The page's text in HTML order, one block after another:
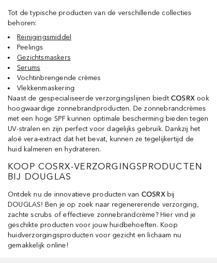
Tot de typische producten van de verschillende collecties
behoren:
Reinigingsmiddel
Peelings
Gezichtsmaskers
Serums
Vochtinbrengende crèmes
Vlekkenmaskering
Naast de gespecialiseerde verzorgingslijnen biedt COSRX ook
hoogwaardige zonnebrandproducten. De zonnebrandcrèmes
met een hoge SPF kunnen optimale bescherming bieden tegen
UV-stralen en zijn perfect voor dagelijks gebruik. Dankzij het
aloë vera-extract dat het bevat, kunnen ze tegelijkertijd de
huid kalmeren en hydrateren.
KOOP COSRX-VERZORGINGSPRODUCTEN
BIJ DOUGLAS
Ontdek nu de innovatieve producten van COSRXbij
DOUGLAS! Ben je op zoek naar regenererende verzorging,
zachte scrubs of effectieve zonnebrandcrème? Hier vind je
geschikte producten voor jouw huidbehoeften. Koop
huidverzorgingsproducten voor gezicht en lichaam nu
gemakkelijk online!